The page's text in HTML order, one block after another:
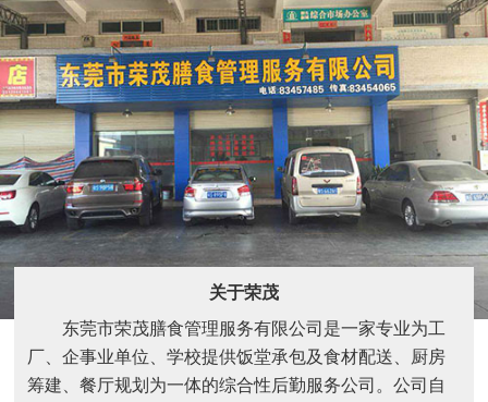
关于荣茂
东莞市荣茂膳食管理服务有限公司是一家专业为工
厂、企事业单位、学校提供饭堂承包及食材配送、厨房
筹建、餐厅规划为一体的综合性后勤服务公司。公司自